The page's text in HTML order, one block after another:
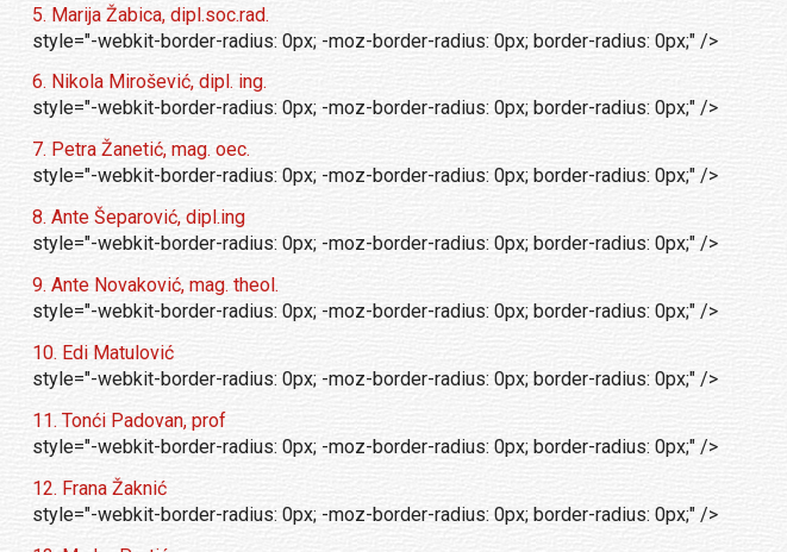
5. Marija Žabica, dipl.soc.rad.
style="-webkit-border-radius: 0px; -moz-border-radius: 0px; border-radius: 0px;" />
6. Nikola Mirošević, dipl. ing.
style="-webkit-border-radius: 0px; -moz-border-radius: 0px; border-radius: 0px;" />
7. Petra Žanetić, mag. oec.
style="-webkit-border-radius: 0px; -moz-border-radius: 0px; border-radius: 0px;" />
8. Ante Šeparović, dipl.ing
style="-webkit-border-radius: 0px; -moz-border-radius: 0px; border-radius: 0px;" />
9. Ante Novaković, mag. theol.
style="-webkit-border-radius: 0px; -moz-border-radius: 0px; border-radius: 0px;" />
10. Edi Matulović
style="-webkit-border-radius: 0px; -moz-border-radius: 0px; border-radius: 0px;" />
11. Tonći Padovan, prof
style="-webkit-border-radius: 0px; -moz-border-radius: 0px; border-radius: 0px;" />
12. Frana Žaknić
style="-webkit-border-radius: 0px; -moz-border-radius: 0px; border-radius: 0px;" />